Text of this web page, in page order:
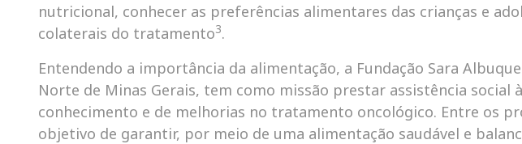
nutricional, conhecer as preferências alimentares das crianças e
colaterais do tratamento3.
Entendendo a importância da alimentação, a Fundação Sara
Norte de Minas Gerais, tem como missão prestar assistência social
conhecimento e de melhorias no tratamento oncológico. Entre os
objetivo de garantir, por meio de uma alimentação saudável e